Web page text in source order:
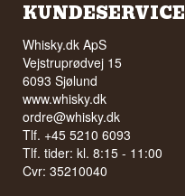
Lyt til
KUNDESERVICE
Whisky.dk ApS
Vejstruprødvej 15
6093 Sjølund
www.whisky.dk
ordre@whisky.dk
Tlf. +45 5210 6093
Tlf. tider: kl. 8:15 - 11:00
Cvr: 35210040